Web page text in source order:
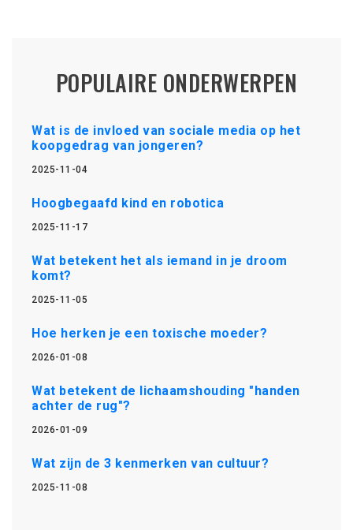
POPULAIRE ONDERWERPEN
Wat is de invloed van sociale media op het
koopgedrag van jongeren?
2025-11-04
Hoogbegaafd kind en robotica
2025-11-17
Wat betekent het als iemand in je droom
komt?
2025-11-05
Hoe herken je een toxische moeder?
2026-01-08
Wat betekent de lichaamshouding "handen
achter de rug"?
2026-01-09
Wat zijn de 3 kenmerken van cultuur?
2025-11-08